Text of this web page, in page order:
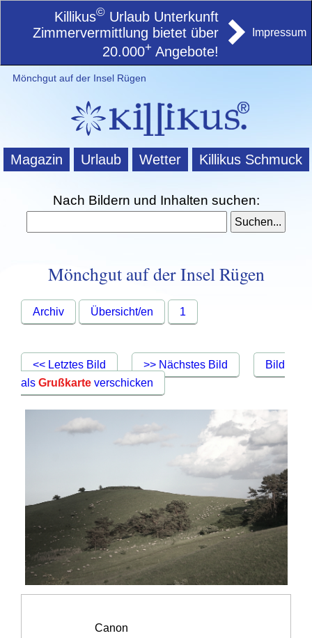
Killikus© Urlaub Unterkunft
Zimmervermittlung bietet über
20.000+ Angebote!
Impressum
Mönchgut auf der Insel Rügen
Magazin Urlaub Wetter Killikus Schmuck
Nach Bildern und Inhalten suchen:
Mönchgut auf der Insel Rügen
Archiv Übersicht/en 1
<< Letztes Bild >> Nächstes Bild
Bild
alsGrußkarte verschicken
Canon